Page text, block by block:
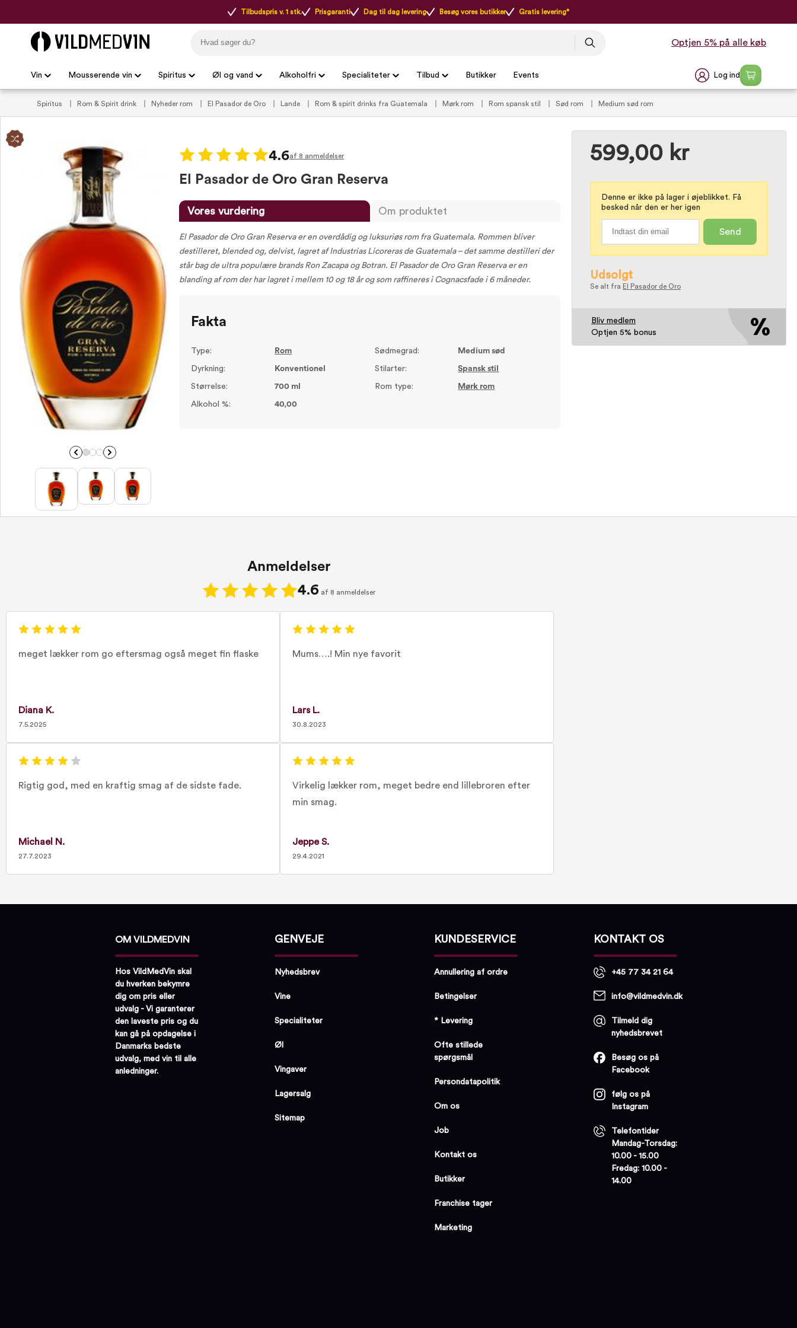
Tilbudspris v. 1 stk. Prisgaranti Dag til dag levering Besøg vores butikker Gratis levering*
Optjen 5% på alle køb
Vin Mousserende vin Spiritus Øl og vand Alkoholfri Specialiteter Tilbud Butikker Events Log ind
Spiritus Rom & Spirit drink Nyheder rom El Pasador de Oro Lande Rom & spirit drinks fra Guatemala Mørk rom Rom spansk stil Sød rom Medium sød rom
599,00 kr
Denne er ikke på lager i øjeblikket. Få
besked når den er her igen
Send
Udsolgt
Se alt fra El Pasador de Oro
Bliv medlem
Optjen 5% bonus
4.6af 8 anmeldelser
El Pasador de Oro Gran Reserva
Vores vurdering Om produktet
El Pasador de Oro Gran Reserva er en overdådig og luksuriøs rom fra Guatemala. Rommen bliver
destilleret, blended og, delvist, lagret af Industrias Licoreras de Guatemala – det samme destilleri der
står bag de ultra populære brands Ron Zacapa og Botran. El Pasador de Oro Gran Reserva er en
blanding af rom der har lagret i mellem 10 og 18 år og som raffineres i Cognacsfade i 6 måneder.
Fakta
Type: Rom
Dyrkning: Konventionel
Størrelse: 700 ml
Alkohol %: 40,00
Sødmegrad: Medium sød
Stilarter: Spansk stil
Rom type: Mørk rom
Anmeldelser
4.6 af 8 anmeldelser
meget lækker rom go eftersmag også meget fin flaske
Diana K.
7.5.2025
Mums….! Min nye favorit
Lars L.
30.8.2023
Rigtig god, med en kraftig smag af de sidste fade.
Michael N.
27.7.2023
Virkelig lækker rom, meget bedre end lillebroren efter
min smag.
Jeppe S.
29.4.2021
OM VILDMEDVIN
Hos VildMedVin skal
du hverken bekymre
dig om pris eller
udvalg - Vi garanterer
den laveste pris og du
kan gå på opdagelse i
Danmarks bedste
udvalg, med vin til alle
anledninger.
GENVEJE
Nyhedsbrev
Vine
Specialiteter
Øl
Vingaver
Lagersalg
Sitemap
KUNDESERVICE
Annullering af ordre
Betingelser
* Levering
Ofte stillede
spørgsmål
Persondatapolitik
Om os
Job
Kontakt os
Butikker
Franchise tager
Marketing
KONTAKT OS
+45 77 34 21 64
info@vildmedvin.dk
Tilmeld dig
nyhedsbrevet
Besøg os på
Facebook
følg os på
Instagram
Telefontider
Mandag-Torsdag:
10.00 - 15.00
Fredag: 10.00 -
14.00